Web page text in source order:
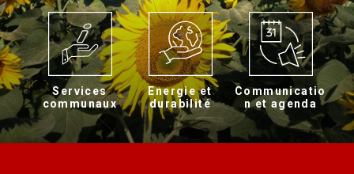
Services
communaux
Energie et
durabilité
Communicatio
n et agenda